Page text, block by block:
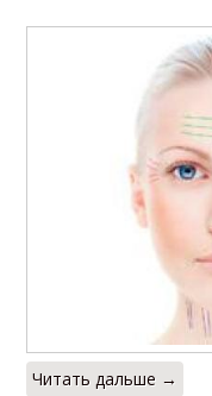
Читать дальше →